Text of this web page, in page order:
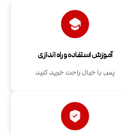
آموزش استفاده و راه اندازی
پس با خیال راحت خرید کنید